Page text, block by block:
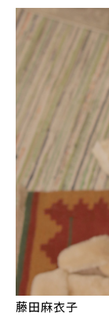
藤田麻衣子